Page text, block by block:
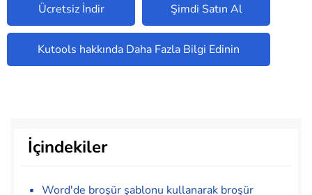
Ücretsiz İndir Şimdi Satın Al
Kutools hakkında Daha Fazla Bilgi Edinin
İçindekiler
Word'de broşür şablonu kullanarak broşür